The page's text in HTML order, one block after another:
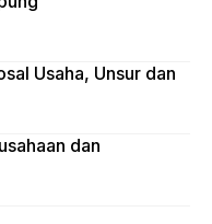
Usaha, Unsur dan
dan